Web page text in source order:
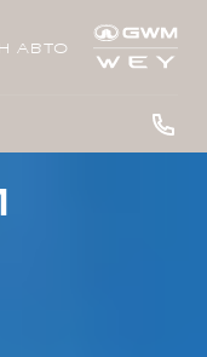
АВТО